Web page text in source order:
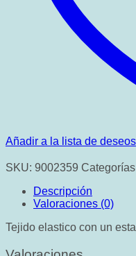
Añadir a la lista de deseos
SKU: 9002359
Descripción
Valoraciones (0)
Tejido elastico con un